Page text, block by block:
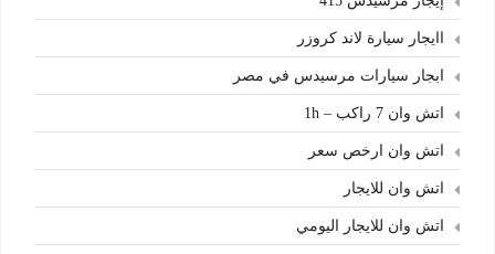
اايجار سيارة لاند كروزر
ابجار سيارات مرسيدس في مصر
اتش وان 7 راكب – 1h
اتش وان ارخص سعر
اتش وان للايجار
اتش وان للايجار اليومي